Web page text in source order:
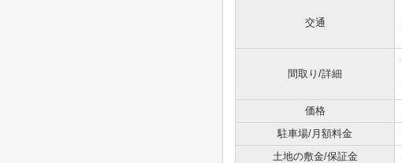
交通
間取り/詳細
価格
駐車場/月額料金
土地の敷金/保証金